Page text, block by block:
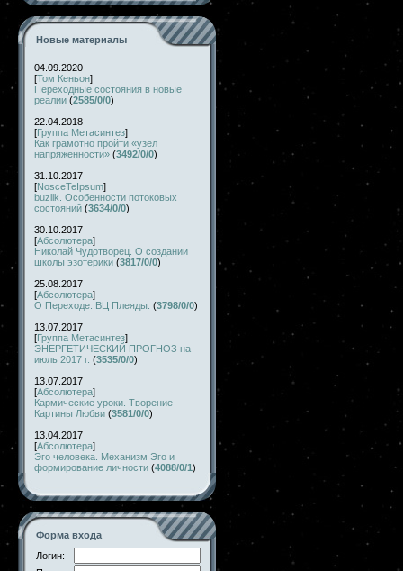
Новые материалы
04.09.2020
[Том Кеньон]
Переходные состояния в новые
реалии (2585/0/0)
22.04.2018
[Группа Метасинтез]
Как грамотно пройти «узел
напряженности» (3492/0/0)
31.10.2017
[NosceTeIpsum]
buzlik. Особенности потоковых
состояний (3634/0/0)
30.10.2017
[Абсолютера]
Николай Чудотворец. О создании
школы эзотерики (3817/0/0)
25.08.2017
[Абсолютера]
О Переходе. ВЦ Плеяды. (3798/0/0)
13.07.2017
[Группа Метасинтез]
ЭНЕРГЕТИЧЕСКИЙ ПРОГНОЗ на
июль 2017 г. (3535/0/0)
13.07.2017
[Абсолютера]
Кармические уроки. Творение
Картины Любви (3581/0/0)
13.04.2017
[Абсолютера]
Эго человека. Механизм Эго и
формирование личности (4088/0/1)
Форма входа
Логин: